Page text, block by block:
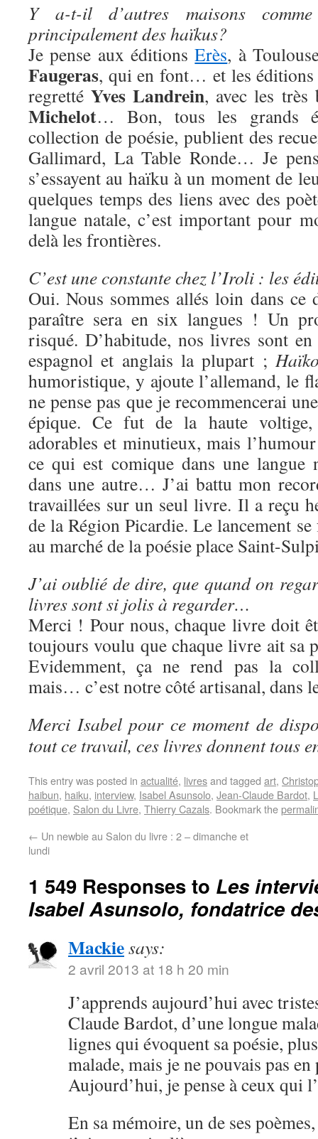
Y a-t-il d’autres maisons
principalement des haïkus?
Je pense aux éditionsErès, à
Faugeras, qui en font… et les
regrettéYves Landrein, avec les
Michelot… Bon, tous les grands
collection de poésie, publient des
Gallimard, La Table Ronde… Je
s’essayent au haïku à un moment de
quelques temps des liens avec des
langue natale, c’est important pour
delà les frontières.
C’est une constante chez l’Iroli : les
Oui. Nous sommes allés loin dans ce
paraître sera en six langues ! Un
risqué. D’habitude, nos livres sont
espagnol et anglais la plupart ;
humoristique, y ajoute l’allemand, le
ne pense pas que je recommencerai
épique. Ce fut de la haute voltige,
adorables et minutieux, mais
ce qui est comique dans une langue
dans une autre… J’ai battu mon
travaillées sur un seul livre. Il a reçu
de la Région Picardie. Le lancement
au marché de la poésie place Saint-
J’ai oublié de dire, que quand on
livres sont si jolis à regarder…
Merci ! Pour nous, chaque livre doit
toujours voulu que chaque livre ait sa
Evidemment, ça ne rend pas la
mais… c’est notre côté artisanal, dans
Merci Isabel pour ce moment de
tout ce travail, ces livres donnent tous
This entry was posted in actualité, livresand tagged art,
haibun, haiku, interview, Isabel Asunsolo, Jean-Claude Bardot,
poétique, Salon du Livre, Thierry Cazals. Bookmark the
← Un newbie au Salon du livre : 2 – dimanche et
lundi
1 549 Responses to Les
Isabel Asunsolo, fondatrice
Mackiesays:
2 avril 2013 at 18 h 20 min
J’apprends aujourd’hui avec
Claude Bardot, d’une longue
lignes qui évoquent sa poésie,
malade, mais je ne pouvais pas
Aujourd’hui, je pense à ceux qui
En sa mémoire, un de ses